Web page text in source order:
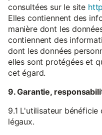
consultées sur le site
Elles contiennent des
manière dont les
contiennent des
dont les données
elles sont protégées et
cet égard.
9. Garantie,
9.1 L'utilisateur
légaux.